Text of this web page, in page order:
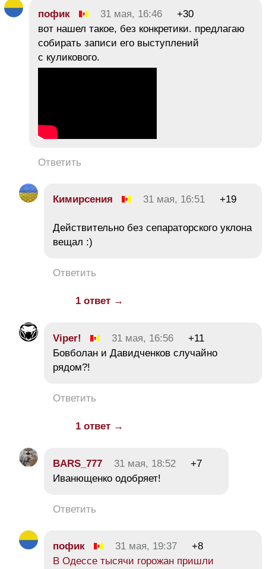
пофик 31 мая, 16:46
+30
вот нашел такое, без конкретики. предлагаю
собирать записи его выступлений
с куликового.
Ответить
Кимирсения 31 мая, 16:51 +19
Действительно без сепараторского уклона
вещал :)
Ответить
1 ответ →
Viper! 31 мая, 16:56
+11
Бовболан и Давидченков случайно
рядом?!
Ответить
1 ответ →
BARS_777 31 мая, 18:52
+7
Иванющенко одобряет!
Ответить
пофик 31 мая, 19:37
+8
В Одессе тысячи горожан пришли